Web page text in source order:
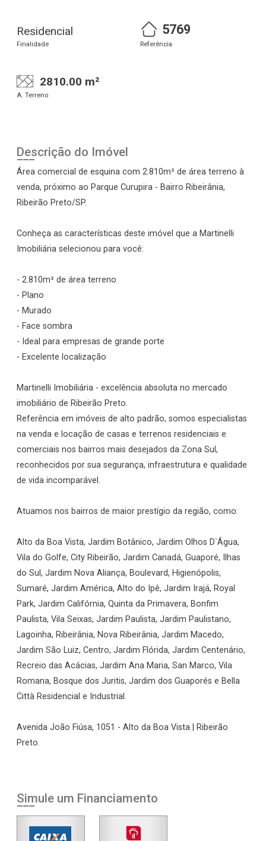
Residencial
Finalidade
5769
Referência
2810.00 m²
A. Terreno
Descrição do Imóvel
Área comercial de esquina com 2.810m² de área terreno à
venda, próximo ao Parque Curupira - Bairro Ribeirânia,
Ribeirão Preto/SP.
Conheça as características deste imóvel que a Martinelli
Imobiliária selecionou para você:
- 2.810m² de área terreno
- Plano
- Murado
- Face sombra
- Ideal para empresas de grande porte
- Excelente localização
Martinelli Imobiliária - excelência absoluta no mercado
imobiliário de Ribeirão Preto.
Referência em imóveis de alto padrão, somos especialistas
na venda e locação de casas e terrenos residenciais e
comerciais nos bairros mais desejados da Zona Sul,
reconhecidos por sua segurança, infraestrutura e qualidade
de vida incomparável.
Atuamos nos bairros de maior prestígio da região, como:
Alto da Boa Vista, Jardim Botânico, Jardim Olhos D`Água,
Vila do Golfe, City Ribeirão, Jardim Canadá, Guaporé, Ilhas
do Sul, Jardim Nova Aliança, Boulevard, Higienópolis,
Sumaré, Jardim América, Alto do Ipê, Jardim Irajá, Royal
Park, Jardim Califórnia, Quinta da Primavera, Bonfim
Paulista, Vila Seixas, Jardim Paulista, Jardim Paulistano,
Lagoinha, Ribeirânia, Nova Ribeirânia, Jardim Macedo,
Jardim São Luiz, Centro, Jardim Flórida, Jardim Centenário,
Recreio das Acácias, Jardim Ana Maria, San Marco, Vila
Romana, Bosque dos Juritis, Jardim dos Guaporés e Bella
Città Residencial e Industrial.
Avenida João Fiúsa, 1051 - Alto da Boa Vista | Ribeirão
Preto.
Simule um Financiamento